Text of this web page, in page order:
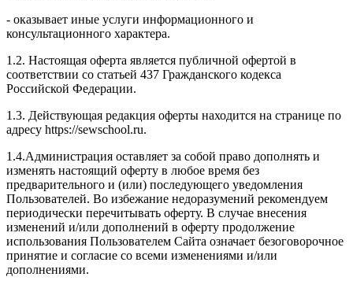
- оказывает иные услуги информационного и
консультационного характера.
1.2. Настоящая оферта является публичной офертой в
соответствии со статьей 437 Гражданского кодекса
Российской Федерации.
1.3. Действующая редакция оферты находится на странице по
адресу https://sewschool.ru.
1.4.Администрация оставляет за собой право дополнять и
изменять настоящий оферту в любое время без
предварительного и (или) последующего уведомления
Пользователей. Во избежание недоразумений рекомендуем
периодически перечитывать оферту. В случае внесения
изменений и/или дополнений в оферту продолжение
использования Пользователем Сайта означает безоговорочное
принятие и согласие со всеми изменениями и/или
дополнениями.